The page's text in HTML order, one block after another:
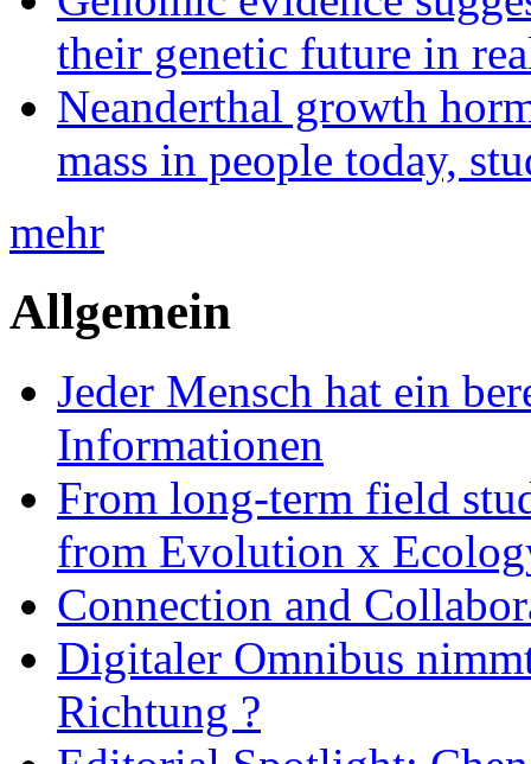
their genetic future in
Neanderthal growth
mass in people today,
mehr
Allgemein
Jeder Mensch hat ein
Informationen
From long-term field
from Evolution x
Connection and
Digitaler Omnibus
Richtung ?